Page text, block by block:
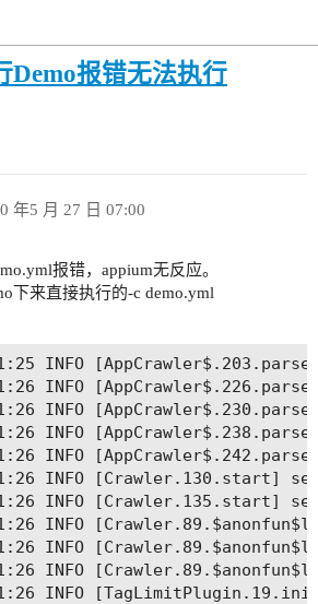
Demo报错无法执行
年5 月 27 日 07:00
报错，appium无反应。
下来直接执行的-c demo.yml
INFO
INFO
INFO
INFO
INFO
INFO
INFO [Crawler.135.start]
INFO
INFO
INFO
INFO